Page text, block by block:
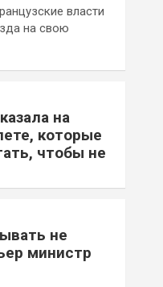
власти
на свою
на
которые
чтобы не
не
министр